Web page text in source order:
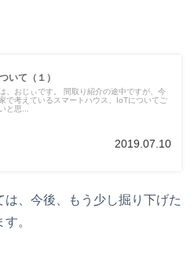
いて（１）
、おじぃです。 間取り紹介の途中ですが、今
で考えているスマートハウス、IoTについてご
と思...
2019.07.10
は、今後、もう少し掘り下げた
。